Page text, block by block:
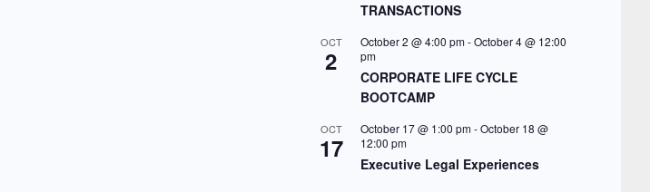
TRANSACTIONS
OCT
2
October 2 @ 4:00 pm-October 4 @ 12:00
pm
CORPORATE LIFE CYCLE
BOOTCAMP
OCT
17
October 17 @ 1:00 pm-October 18 @
12:00 pm
Executive Legal Experiences